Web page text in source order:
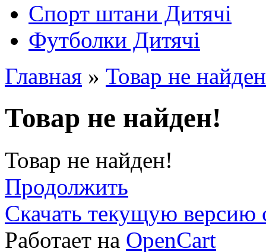
Спорт штани Дитячі
Футболки Дитячі
Главная » Товар не
Товар не найден!
Товар не найден!
Продолжить
Скачать текущую версию
Работает на OpenCart